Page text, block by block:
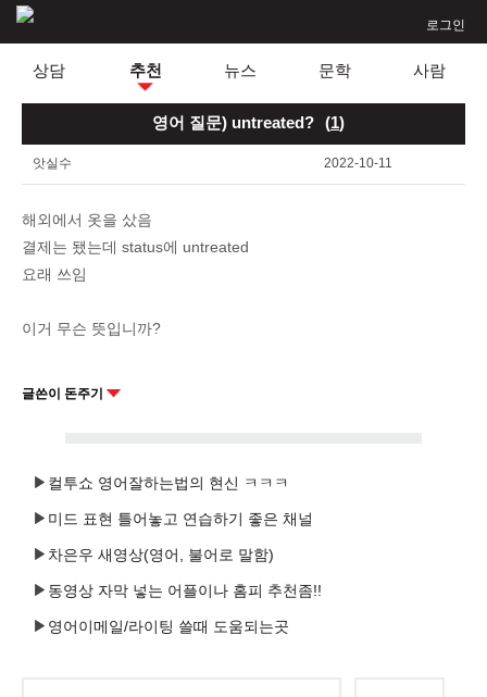
로그인
상담 추천 뉴스 문학 사람
영어 질문) untreated? (1)
앗실수 2022-10-11
해외에서 옷을 샀음
결제는 됐는데 status에 untreated
요래 쓰임
이거 무슨 뜻입니까?
글쓴이 돈주기
컬투쇼 영어잘하는법의 현신 ㅋㅋㅋ
미드 표현 틀어놓고 연습하기 좋은 채널
차은우 새영상(영어, 불어로 말함)
동영상 자막 넣는 어플이나 홈피 추천좀!!
영어이메일/라이팅 쓸때 도움되는곳